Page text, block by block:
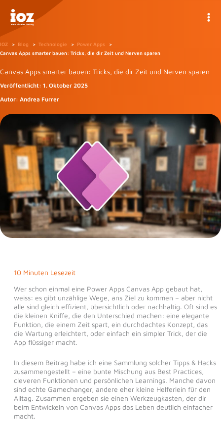
Inhalt
springen
IOZ Blog Technologie
Power Apps
Canvas Apps smarter bauen: Tricks, die dir Zeit und Nerven sparen
Canvas Apps smarter bauen: Tricks, die dir Zeit und Nerven sparen
Veröffentlicht: 1. Oktober 2025
Autor: Andrea Furrer
10 Minuten Lesezeit
Wer schon einmal eine Power Apps Canvas App gebaut hat,
weiss: es gibt unzählige Wege, ans Ziel zu kommen – aber nicht
alle sind gleich effizient, übersichtlich oder nachhaltig. Oft sind es
die kleinen Kniffe, die den Unterschied machen: eine elegante
Funktion, die einem Zeit spart, ein durchdachtes Konzept, das
die Wartung erleichtert, oder einfach ein simpler Trick, der die
App flüssiger macht.
In diesem Beitrag habe ich eine Sammlung solcher Tipps & Hacks
zusammengestellt – eine bunte Mischung aus Best Practices,
cleveren Funktionen und persönlichen Learnings. Manche davon
sind echte Gamechanger, andere eher kleine Helferlein für den
Alltag. Zusammen ergeben sie einen Werkzeugkasten, der dir
beim Entwickeln von Canvas Apps das Leben deutlich einfacher
macht.